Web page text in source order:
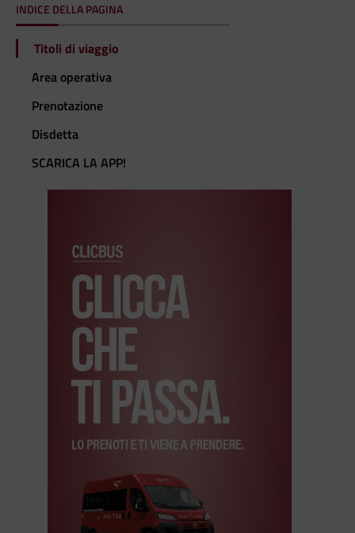
INDICE DELLA PAGINA
Titoli di viaggio
Area operativa
Prenotazione
Disdetta
SCARICA LA APP!